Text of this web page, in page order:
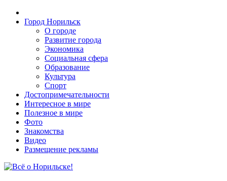
Город Норильск
О городе
Развитие города
Экономика
Социальная сфера
Образование
Культура
Спорт
Достопримечательности
Интересное в мире
Полезное в мире
Фото
Знакомства
Видео
Размещение рекламы